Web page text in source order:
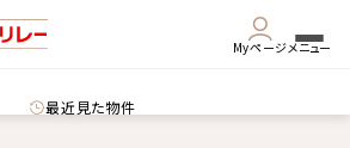
Myページメニュー
最近見た物件